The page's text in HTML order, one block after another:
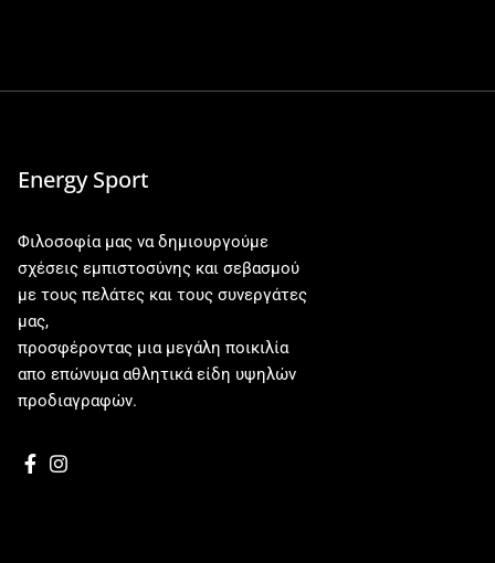
Energy Sport
Φιλοσοφία μας να δημιουργούμε
σχέσεις εμπιστοσύνης και σεβασμού
με τους πελάτες και τους συνεργάτες
μας,
προσφέροντας μια μεγάλη ποικιλία
απο επώνυμα αθλητικά είδη υψηλών
προδιαγραφών.